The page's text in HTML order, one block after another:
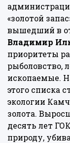
«золотой
вышедший в
Владимир
приоритеты
рыболовство,
ископаемые.
этого списка
экологии
золота.
десять лет
природу,